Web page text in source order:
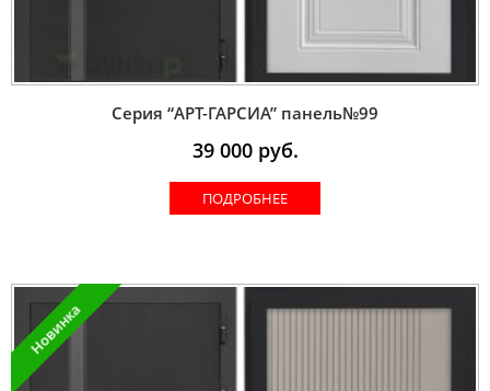
Серия “AРT-ГАРСИА” панель№99
39 000руб.
ПОДРОБНЕЕ
Новинка